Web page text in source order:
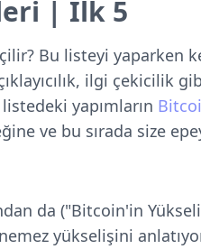
| İlk 5
Bu listeyi yaparken
ilgi çekicilik
yapımların
ve bu sırada size
da ("Bitcoin'in
yükselişini